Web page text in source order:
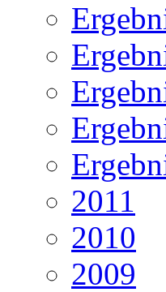
2011
2010
2009